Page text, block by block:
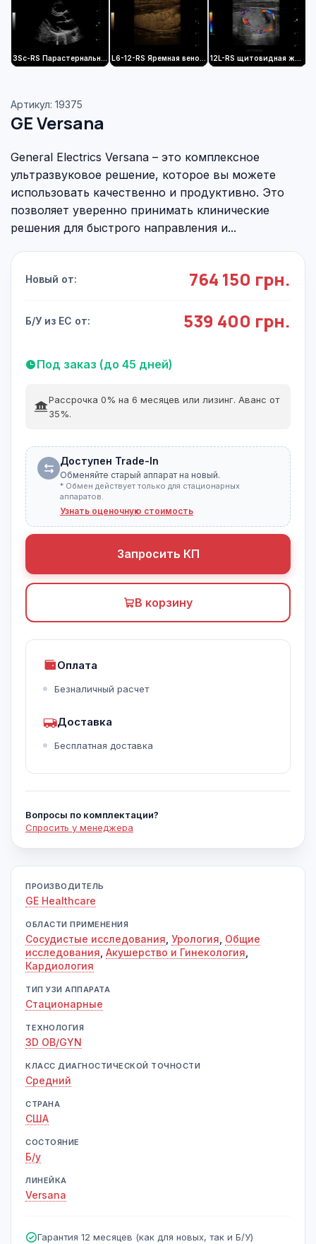
Артикул: 19375
GE Versana
General Electrics Versana – это комплексное
ультразвуковое решение, которое вы можете
использовать качественно и продуктивно. Это
позволяет уверенно принимать клинические
решения для быстрого направления и...
Новый от: 764 150 грн.
Б/У из ЕС от: 539 400 грн.
Под заказ (до 45 дней)
Рассрочка 0% на 6 месяцев или лизинг. Аванс от
35%.
Доступен Trade-In
Обменяйте старый аппарат на новый.
* Обмен действует только для стационарных
аппаратов.
Узнать оценочную стоимость
Запросить КП
В корзину
Оплата
Безналичный расчет
Доставка
Бесплатная доставка
Вопросы по комплектации?
Спросить у менеджера
ПРОИЗВОДИТЕЛЬ
GE Healthcare
ОБЛАСТИ ПРИМЕНЕНИЯ
Сосудистые исследования Урология Общие
исследования Акушерство и Гинекология
Кардиология
ТИП УЗИ АППАРАТА
Стационарные
ТЕХНОЛОГИЯ
3D OB/GYN
КЛАСС ДИАГНОСТИЧЕСКОЙ ТОЧНОСТИ
Средний
СТРАНА
США
СОСТОЯНИЕ
Б/у
ЛИНЕЙКА
Versana
Гарантия 12 месяцев (как для новых, так и Б/У)